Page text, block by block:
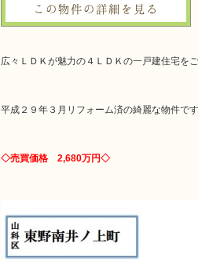
この物件の詳細を見る
広々ＬＤＫが魅力の４ＬＤＫの一戸建住宅を
平成２９年３月リフォーム済の綺麗な物件です
◇売買価格 2,680万円◇